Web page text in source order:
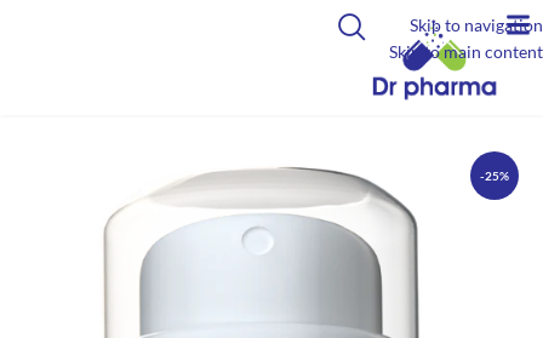
Skip to navigation
Skip to main content
-25%